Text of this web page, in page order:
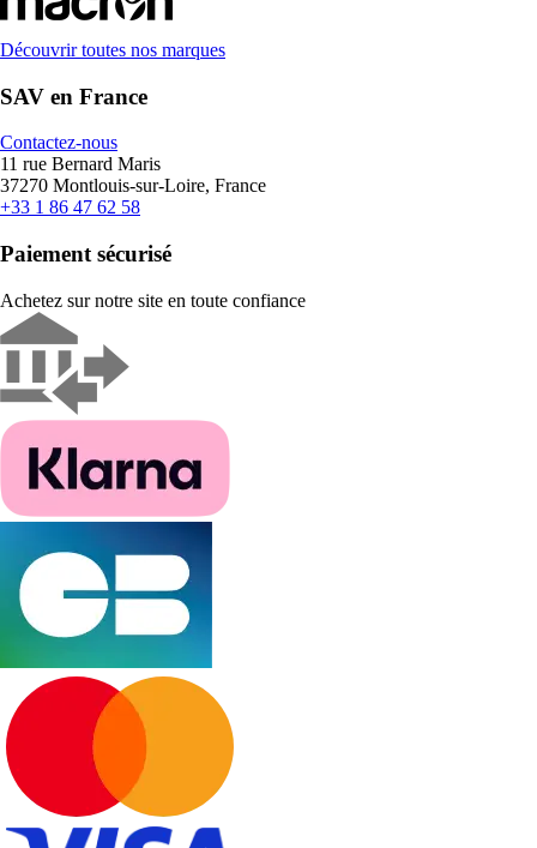
Découvrir toutes nos marques
SAV en France
Contactez-nous
11 rue Bernard Maris
37270 Montlouis-sur-Loire, France
+33 1 86 47 62 58
Paiement sécurisé
Achetez sur notre site en toute confiance